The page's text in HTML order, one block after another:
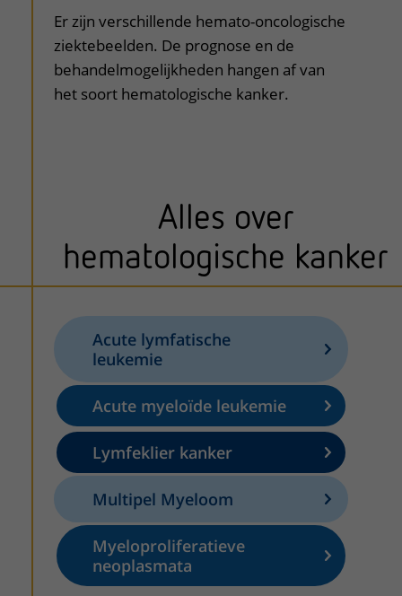
Er zijn verschillende hemato-oncologische
ziektebeelden. De prognose en de
behandelmogelijkheden hangen af van
het soort hematologische kanker.
Alles over
hematologische kanker
Acute lymfatische
leukemie
Acute myeloïde leukemie
Lymfeklier kanker
Multipel Myeloom
Myeloproliferatieve
neoplasmata